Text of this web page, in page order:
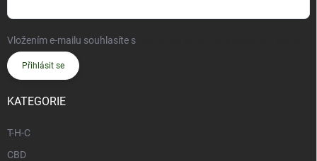
Vložením e-mailu souhlasíte s
Přihlásit se
KATEGORIE
T-H-C
CBD